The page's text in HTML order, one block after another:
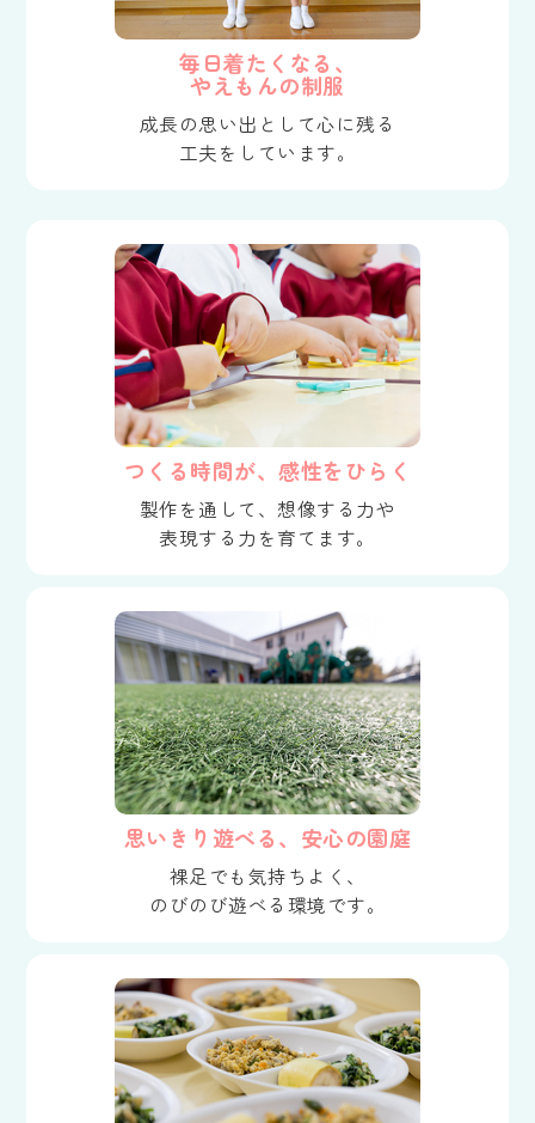
毎日着たくなる、
やえもんの制服
成長の思い出として心に残る
工夫をしています。
つくる時間が、感性をひらく
製作を通して、想像する力や
表現する力を育てます。
思いきり遊べる、安心の園庭
裸足でも気持ちよく、
のびのび遊べる環境です。